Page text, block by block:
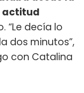
actitud
“Le decía lo
dos minutos”,
con Catalina